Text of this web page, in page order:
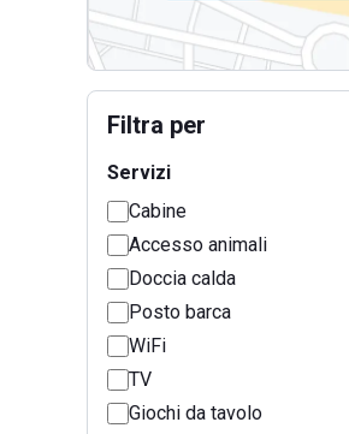
Filtra per
Servizi
Cabine
Accesso animali
Doccia calda
Posto barca
WiFi
TV
Giochi da tavolo